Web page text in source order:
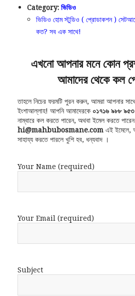
Category: ভিডিও
ভিডিও হোম স্টুডিও ( প্রোডাকশন )
কত? সব এক সাথে!
এখনো আপনার মনে কোন
আমাদের থেকে কল
তাহলে নিচের ফরমটি পুরন করুন, আমরা আপনার
ইংশাআল্লাহ! আপনি আমাদেরকে ০১৭১৬ ৯৮৮
নাম্বারে কল করতে পারেন, অথবা ইমেল করতে পারেন
hi@mahbubosmane.com এই ইমেলে,
সাহায্য করতে পারলে খুশি হব, ধন্যবাদ ।
Your Name (required)
Your Email (required)
Subject